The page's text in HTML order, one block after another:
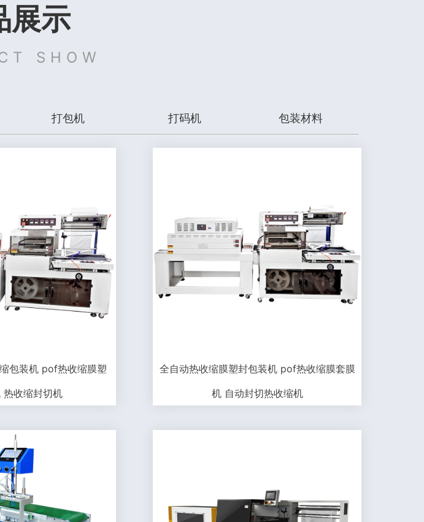
展示
SHOW
打包机 打码机 包装材料
包装机 pof热收缩膜塑
热收缩封切机
全自动热收缩膜塑封包装机 pof热收缩膜套膜
机 自动封切热收缩机